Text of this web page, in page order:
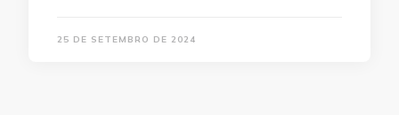
25 DE SETEMBRO DE 2024